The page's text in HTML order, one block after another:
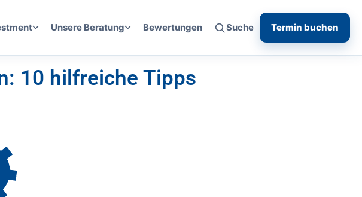
Unsere Beratung Bewertungen Suche Termin buchen
10 hilfreiche Tipps